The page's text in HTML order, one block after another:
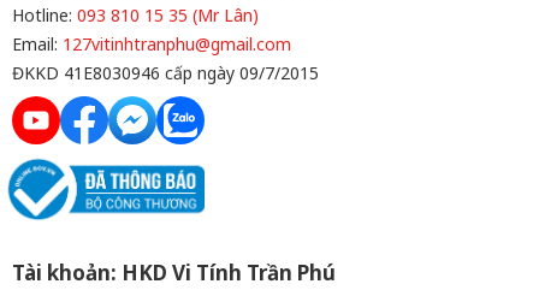
Hotline: 093 810 15 35 (Mr Lân)
Email: 127vitinhtranphu@gmail.com
ĐKKD 41E8030946 cấp ngày 09/7/2015
Tài khoản: HKD Vi Tính Trần Phú